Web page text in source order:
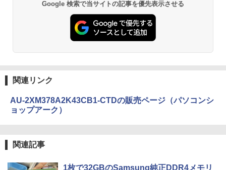
Google 検索で当サイトの記事を優先表示させる
関連リンク
AU-2XM378A2K43CB1-CTDの販売ページ（パソコンシ
ョップアーク）
関連記事
1枚で32GBのSamsung純正DDR4メモリ